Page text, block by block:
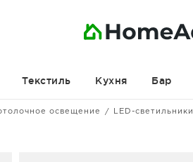
Текстиль Кухня Бар
освещение LED-светильники